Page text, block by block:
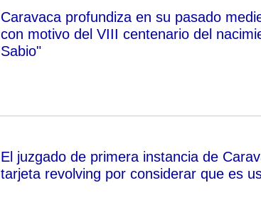
Caravaca profundiza en su pasado
con motivo del VIII centenario del
Sabio"
El juzgado de primera instancia de
tarjeta revolving por considerar que es